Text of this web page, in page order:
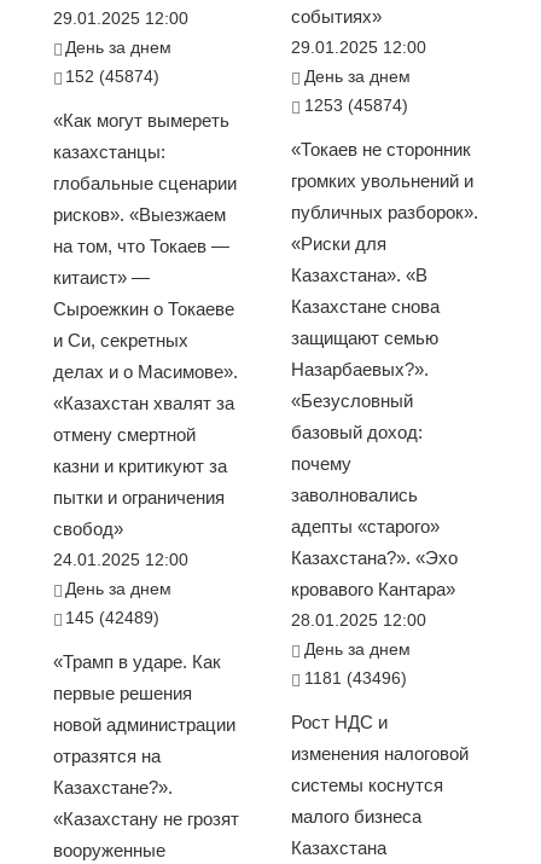
29.01.2025 12:00
День за днем
152 (45874)
«Как могут вымереть
казахстанцы:
глобальные сценарии
рисков». «Выезжаем
на том, что Токаев —
китаист» —
Сыроежкин о Токаеве
и Си, секретных
делах и о Масимове».
«Казахстан хвалят за
отмену смертной
казни и критикуют за
пытки и ограничения
свобод»
24.01.2025 12:00
День за днем
145 (42489)
«Трамп в ударе. Как
первые решения
новой администрации
отразятся на
Казахстане?».
«Казахстану не грозят
вооруженные
событиях»
29.01.2025 12:00
День за днем
1253 (45874)
«Токаев не сторонник
громких увольнений и
публичных разборок».
«Риски для
Казахстана». «В
Казахстане снова
защищают семью
Назарбаевых?».
«Безусловный
базовый доход:
почему
заволновались
адепты «старого»
Казахстана?». «Эхо
кровавого Кантара»
28.01.2025 12:00
День за днем
1181 (43496)
Рост НДС и
изменения налоговой
системы коснутся
малого бизнеса
Казахстана